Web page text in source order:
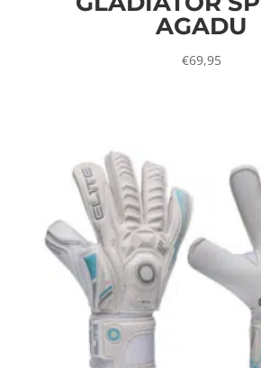
AGADU
€69,95